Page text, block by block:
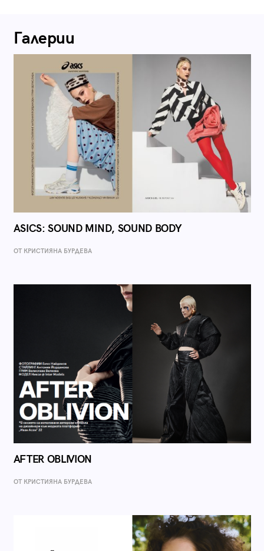
Галерии
ASICS: SOUND MIND, SOUND BODY
ОТ КРИСТИЯНА БУРДЕВА
AFTER OBLIVION
ОТ КРИСТИЯНА БУРДЕВА